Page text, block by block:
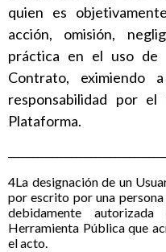
quien es
acción, omisión,
práctica en el uso de
Contrato, eximiendo
responsabilidad por
Plataforma.
4La designación de un
por escrito por una
debidamente
Herramienta Pública que
el acto.